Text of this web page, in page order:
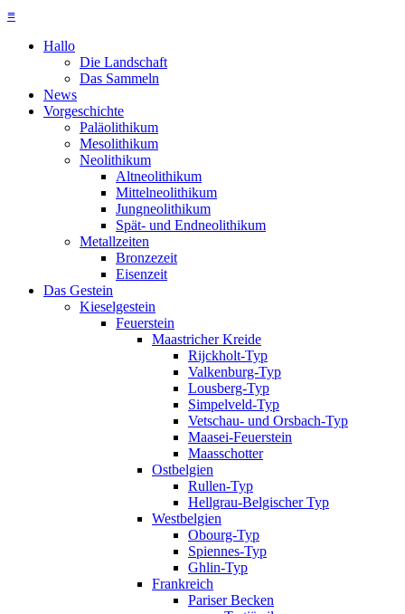
≡
Hallo
Die Landschaft
Das Sammeln
News
Vorgeschichte
Paläolithikum
Mesolithikum
Neolithikum
Altneolithikum
Mittelneolithikum
Jungneolithikum
Spät- und Endneolithikum
Metallzeiten
Bronzezeit
Eisenzeit
Das Gestein
Kieselgestein
Feuerstein
Maastricher Kreide
Rijckholt-Typ
Valkenburg-Typ
Lousberg-Typ
Simpelveld-Typ
Vetschau- und Orsbach-Typ
Maasei-Feuerstein
Maasschotter
Ostbelgien
Rullen-Typ
Hellgrau-Belgischer Typ
Westbelgien
Obourg-Typ
Spiennes-Typ
Ghlin-Typ
Frankreich
Pariser Becken